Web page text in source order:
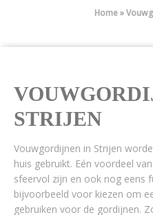
Home»
STRIJEN
Vouwgordijnen in Strijen
huis gebruikt. Eén voordeel
sfeervol zijn en ook nog eens
bijvoorbeeld voor kiezen om
gebruiken voor de gordijnen.